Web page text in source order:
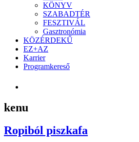
KÖNYV
SZABADTÉR
FESZTIVÁL
Gasztronómia
KÖZÉRDEKŰ
EZ+AZ
Karrier
Programkereső
kenu
Ropiból piszkafa